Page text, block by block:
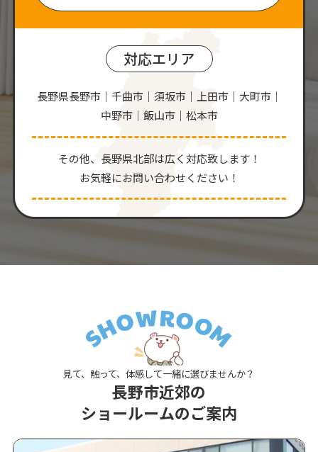
対応エリア
長野県長野市｜千曲市｜須坂市｜上田市｜大町市｜
中野市｜飯山市｜松本市
その他、⻑野県北部は広く対応致します！
お気軽にお問い合わせください！
見て、触って、体感して一緒に選びませんか？
長野市近郊の
ショールームのご案内